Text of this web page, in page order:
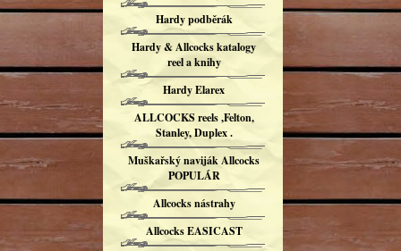
Hardy podběrák
Hardy & Allcocks katalogy
reel a knihy
Hardy Elarex
ALLCOCKS reels ,Felton,
Stanley, Duplex .
Muškařský naviják Allcocks
POPULÁR
Allcocks nástrahy
Allcocks EASICAST